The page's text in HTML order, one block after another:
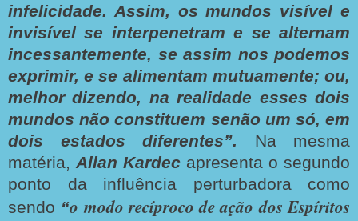
infelicidade. Assim, os mundos visível e
invisível se interpenetram e se alternam
incessantemente, se assim nos podemos
exprimir, e se alimentam mutuamente; ou,
melhor dizendo, na realidade esses dois
mundos não constituem senão um só, em
dois estados diferentes”. Na mesma
matéria, Allan Kardec apresenta o segundo
ponto da influência perturbadora como
sendo “o modo recíproco de ação dos Espíritos